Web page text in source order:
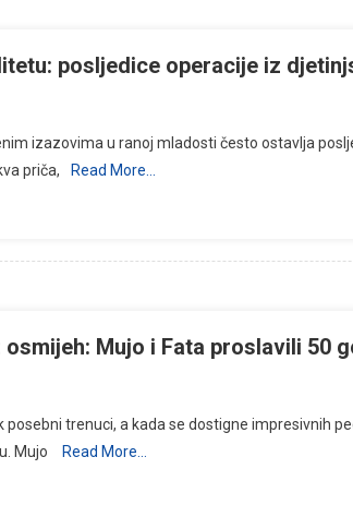
posljedice operacije iz
izazovima u ranoj mladosti često ostavlja
priča,
Read More…
Mujo i Fata proslavili 50
posebni trenuci, a kada se dostigne impresivnih
Mujo
Read More…